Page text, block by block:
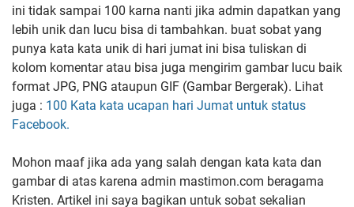
ini tidak sampai 100 karna nanti jika admin dapatkan yang
lebih unik dan lucu bisa di tambahkan. buat sobat yang
punya kata kata unik di hari jumat ini bisa tuliskan di
kolom komentar atau bisa juga mengirim gambar lucu baik
format JPG, PNG ataupun GIF (Gambar Bergerak). Lihat
juga : 100 Kata kata ucapan hari Jumat untuk status
Facebook.
Mohon maaf jika ada yang salah dengan kata kata dan
gambar di atas karena admin mastimon.com beragama
Kristen. Artikel ini saya bagikan untuk sobat sekalian